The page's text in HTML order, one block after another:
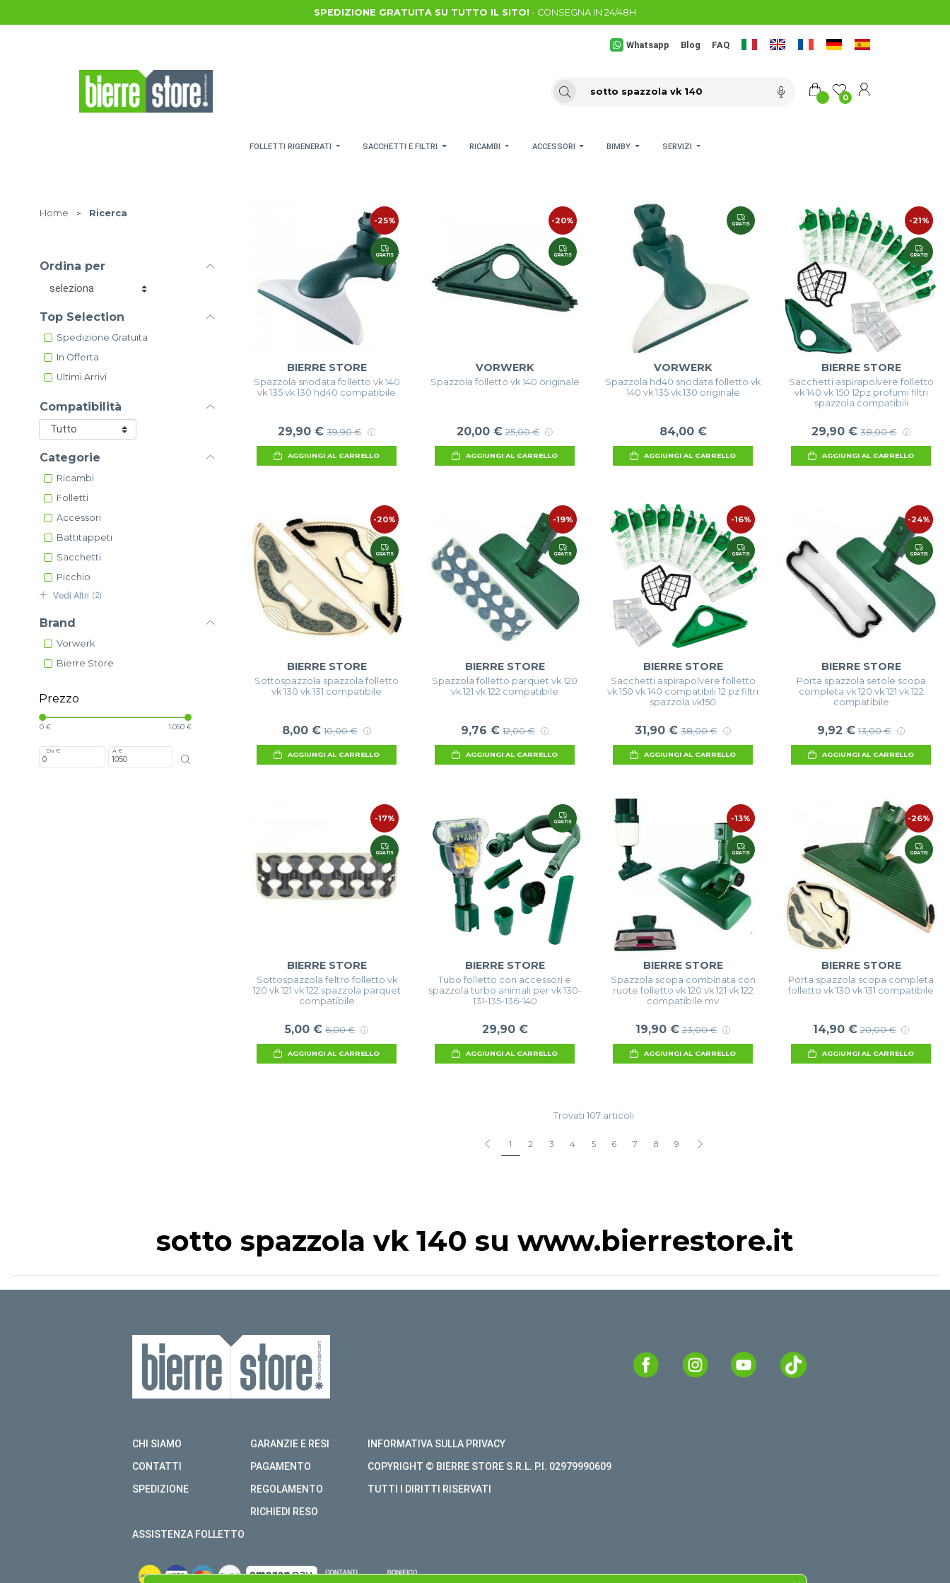
SPEDIZIONE GRATUITA SU TUTTO IL SITO! - CONSEGNA IN 24/48H
Whatsapp Blog FAQ
0
FOLLETTI RIGENERATI SACCHETTI E FILTRI RICAMBI ACCESSORI BIMBY SERVIZI
Home > Ricerca
Ordina per
Ordina per
Top Selection
Spedizione Gratuita
In Offerta
Ultimi Arrivi
Compatibilità
Categorie
Ricambi
Folletti
Accessori
Battitappeti
Sacchetti
Picchio
Vedi Altri (2)
Brand
Vorwerk
Bierre Store
Prezzo
0 € 1.050 €
Da € A €
-25%
GRATIS
BIERRE STORE
Spazzola snodata folletto vk 140
vk 135 vk 130 hd40 compatibile
29,90 € 39,90 €
AGGIUNGI AL CARRELLO
-20%
GRATIS
VORWERK
Spazzola folletto vk 140 originale
20,00 € 25,00 €
AGGIUNGI AL CARRELLO
GRATIS
VORWERK
Spazzola hd40 snodata folletto vk
140 vk 135 vk 130 originale
84,00 €
AGGIUNGI AL CARRELLO
-21%
GRATIS
BIERRE STORE
Sacchetti aspirapolvere folletto
vk 140 vk 150 12pz profumi filtri
spazzola compatibili
29,90 € 38,00 €
AGGIUNGI AL CARRELLO
-20%
GRATIS
BIERRE STORE
Sottospazzola spazzola folletto
vk 130 vk 131 compatibile
8,00 € 10,00 €
AGGIUNGI AL CARRELLO
-19%
GRATIS
BIERRE STORE
Spazzola folletto parquet vk 120
vk 121 vk 122 compatibile
9,76 € 12,00 €
AGGIUNGI AL CARRELLO
-16%
GRATIS
BIERRE STORE
Sacchetti aspirapolvere folletto
vk 150 vk 140 compatibili 12 pz filtri
spazzola vk150
31,90 € 38,00 €
AGGIUNGI AL CARRELLO
-24%
GRATIS
BIERRE STORE
Porta spazzola setole scopa
completa vk 120 vk 121 vk 122
compatibile
9,92 € 13,00 €
AGGIUNGI AL CARRELLO
-17%
GRATIS
BIERRE STORE
Sottospazzola feltro folletto vk
120 vk 121 vk 122 spazzola parquet
compatibile
5,00 € 6,00 €
AGGIUNGI AL CARRELLO
GRATIS
BIERRE STORE
Tubo folletto con accessori e
spazzola turbo animali per vk 130-
131-135-136-140
29,90 €
AGGIUNGI AL CARRELLO
-13%
GRATIS
BIERRE STORE
Spazzola scopa combinata con
ruote folletto vk 120 vk 121 vk 122
compatibile mv
19,90 € 23,00 €
AGGIUNGI AL CARRELLO
-26%
GRATIS
BIERRE STORE
Porta spazzola scopa completa
folletto vk 130 vk 131 compatibile
14,90 € 20,00 €
AGGIUNGI AL CARRELLO
Trovati 107 articoli
1 2 3 4 5 6 7 8 9
sotto spazzola vk 140 su www.bierrestore.it
CHI SIAMO
CONTATTI
SPEDIZIONE
GARANZIE E RESI
PAGAMENTO
REGOLAMENTO
RICHIEDI RESO
INFORMATIVA SULLA PRIVACY
COPYRIGHT © BIERRE STORE S.R.L. P.I. 02979990609
TUTTI I DIRITTI RISERVATI
ASSISTENZA FOLLETTO